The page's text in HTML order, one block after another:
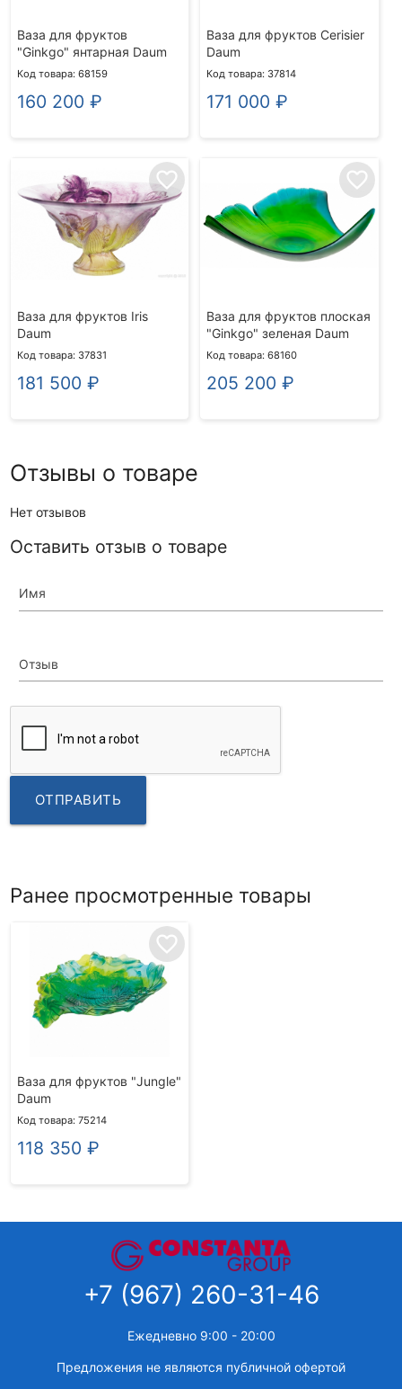
Ваза для фруктов
"Ginkgo" янтарная Daum
Код товара: 68159
160 200 ₽
Ваза для фруктов Cerisier
Daum
Код товара: 37814
171 000 ₽
favorite_border
Ваза для фруктов Iris
Daum
Код товара: 37831
181 500 ₽
favorite_border
Ваза для фруктов плоская
"Ginkgo" зеленая Daum
Код товара: 68160
205 200 ₽
Отзывы о товаре
Нет отзывов
Оставить отзыв о товаре
Имя
Отзыв
ОТПРАВИТЬ
Ранее просмотренные товары
favorite_border
Ваза для фруктов "Jungle"
Daum
Код товара: 75214
118 350 ₽
+7 (967) 260-31-46
Ежедневно 9:00 - 20:00
Предложения не являются публичной офертой